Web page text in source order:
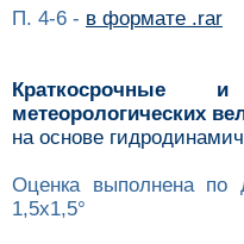
П. 4-6 - в формате .rar
Краткосрочные
метеорологических
на основе
Оценка выполнена по
1,5x1,5°